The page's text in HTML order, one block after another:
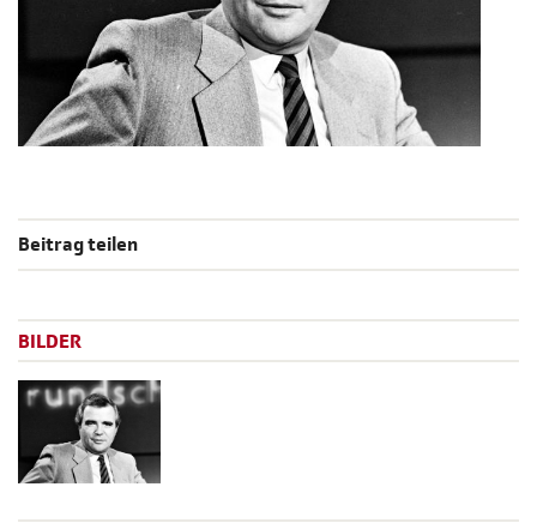
Beitrag teilen
BILDER